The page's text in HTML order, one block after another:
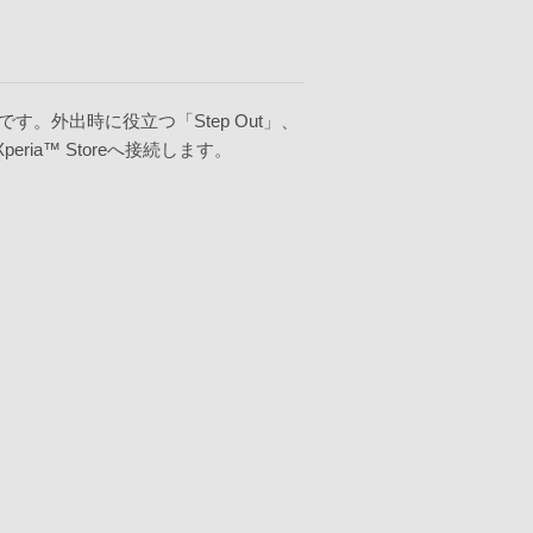
。外出時に役立つ「Step Out」、
Storeへ接続します。